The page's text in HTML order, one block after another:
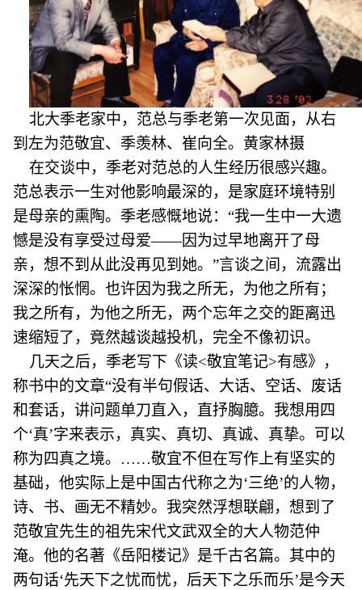
北大季老家中，范总与季老第一次见面，从右
到左为范敬宜、季羡林、崔向全。黄家林摄
在交谈中，季老对范总的人生经历很感兴趣。
范总表示一生对他影响最深的，是家庭环境特别
是母亲的熏陶。季老感慨地说：“我一生中一大遗
憾是没有享受过母爱——因为过早地离开了母
亲，想不到从此没再见到她。”言谈之间，流露出
深深的怅惘。也许因为我之所无，为他之所有；
我之所有，为他之所无，两个忘年之交的距离迅
速缩短了，竟然越谈越投机，完全不像初识。
几天之后，季老写下《读<敬宜笔记>有感》，
称书中的文章“没有半句假话、大话、空话、废话
和套话，讲问题单刀直入，直抒胸臆。我想用四
个‘真’字来表示，真实、真切、真诚、真挚。可以
称为四真之境。……敬宜不但在写作上有坚实的
基础，他实际上是中国古代称之为‘三绝’的人物，
诗、书、画无不精妙。我突然浮想联翩，想到了
范敬宜先生的祖先宋代文武双全的大人物范仲
淹。他的名著《岳阳楼记》是千古名篇。其中的
两句话‘先天下之忧而忧，后天下之乐而乐’是今天